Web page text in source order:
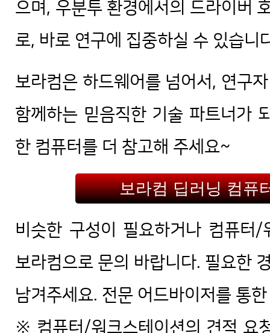
으며, 우분투 환경에서의 드라이버
로, 바로 연구에 집중하실 수 있습니
보라컴은 하드웨어를 넘어서, 연구
함께하는 믿음직한 기술 파트너가
한 컴퓨터를 더 참고해 주세요~
보라컴 딥러닝 컴퓨
비슷한 구성이 필요하거나 컴퓨터
보라컴으로 문의 바랍니다. 필요한
남겨주세요. 전문 어드바이저를 통
※ 컴퓨터/워크스테이션의 견적 요